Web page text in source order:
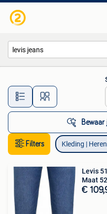
Alle
Filters Kleding | Heren
Levis
Maat
€